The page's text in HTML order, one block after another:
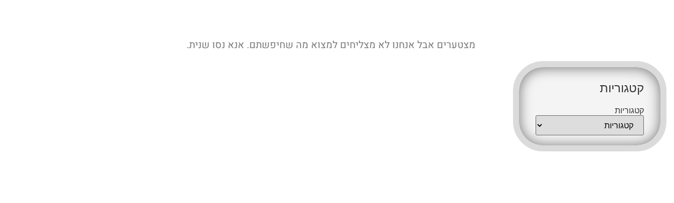
קטגוריות
קטגוריות
מצטערים אבל אנחנו לא מצליחים למצוא מה שחיפשתם. אנא נסו שנית.